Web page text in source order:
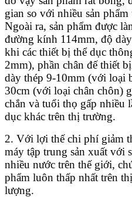
gian so với nhiều sản
Ngoài ra, sản phẩm được
đường kính 114mm, độ
khi các thiết bị thể dục
2mm), phần chân đế thiết
dày thép 9-10mm (với loại
30cm (với loại chân chôn)
chắn và tuổi thọ gấp nhiều
dục khác trên thị trường.
2. Với lợi thế chi phí giảm
máy tập trung sản xuất với
nhiều nước trên thế giới,
phẩm luôn thấp nhất trên
lượng.